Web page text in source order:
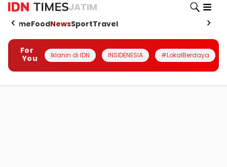
JATIM
HomeFoodNewsSportTravel
For
You
Iklanin di IDN INSIDENESIA #LokalBerdaya